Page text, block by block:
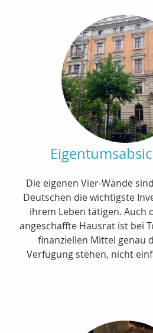
Die eigenen Vier-Wände
Deutschen die wichtigste
ihrem Leben tätigen. Auch
angeschaffte Hausrat ist bei
finanziellen Mittel genau
Verfügung stehen, nicht